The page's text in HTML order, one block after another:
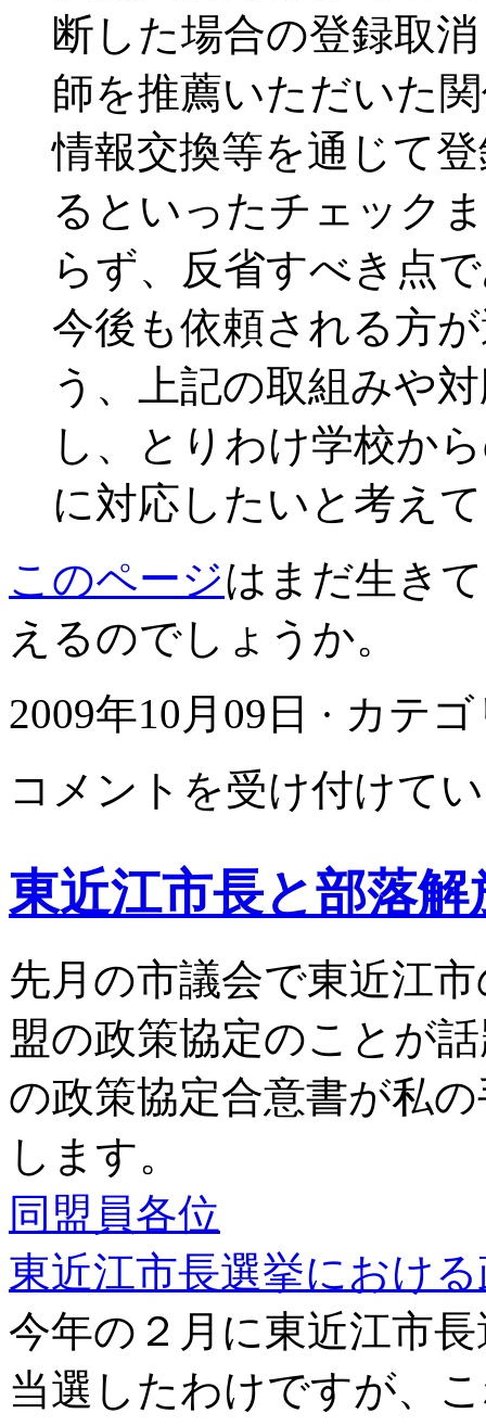
断した場合の登録取
師を推薦いただいた
情報交換等を通じて
るといったチェック
らず、反省すべき点
今後も依頼される方
う、上記の取組みや
し、とりわけ学校か
に対応したいと考え
このページはまだ生き
えるのでしょうか。
2009年10月09日 · カテ
民
学
ッ
ト
の
講
の
選
方
法
は
コメントを受け付けて
東近江市長と部落
先月の市議会で東近江
盟の政策協定のことが
の政策協定合意書が私
します。
同盟員各位
東近江市長選挙におけ
今年の２月に東近江市
当選したわけですが、